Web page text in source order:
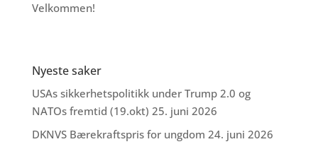
Velkommen!
Nyeste saker
USAs sikkerhetspolitikk under Trump 2.0 og
NATOs fremtid (19.okt) 25. juni 2026
DKNVS Bærekraftspris for ungdom 24. juni 2026